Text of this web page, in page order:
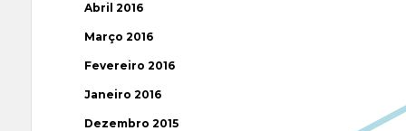
Abril 2016
Março 2016
Fevereiro 2016
Janeiro 2016
Dezembro 2015